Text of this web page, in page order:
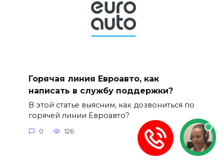
Горячая линия Евроавто, как
написать в службу поддержки?
В этой статье выясним, как дозвониться по
горячей линии Евроавто?
0 126